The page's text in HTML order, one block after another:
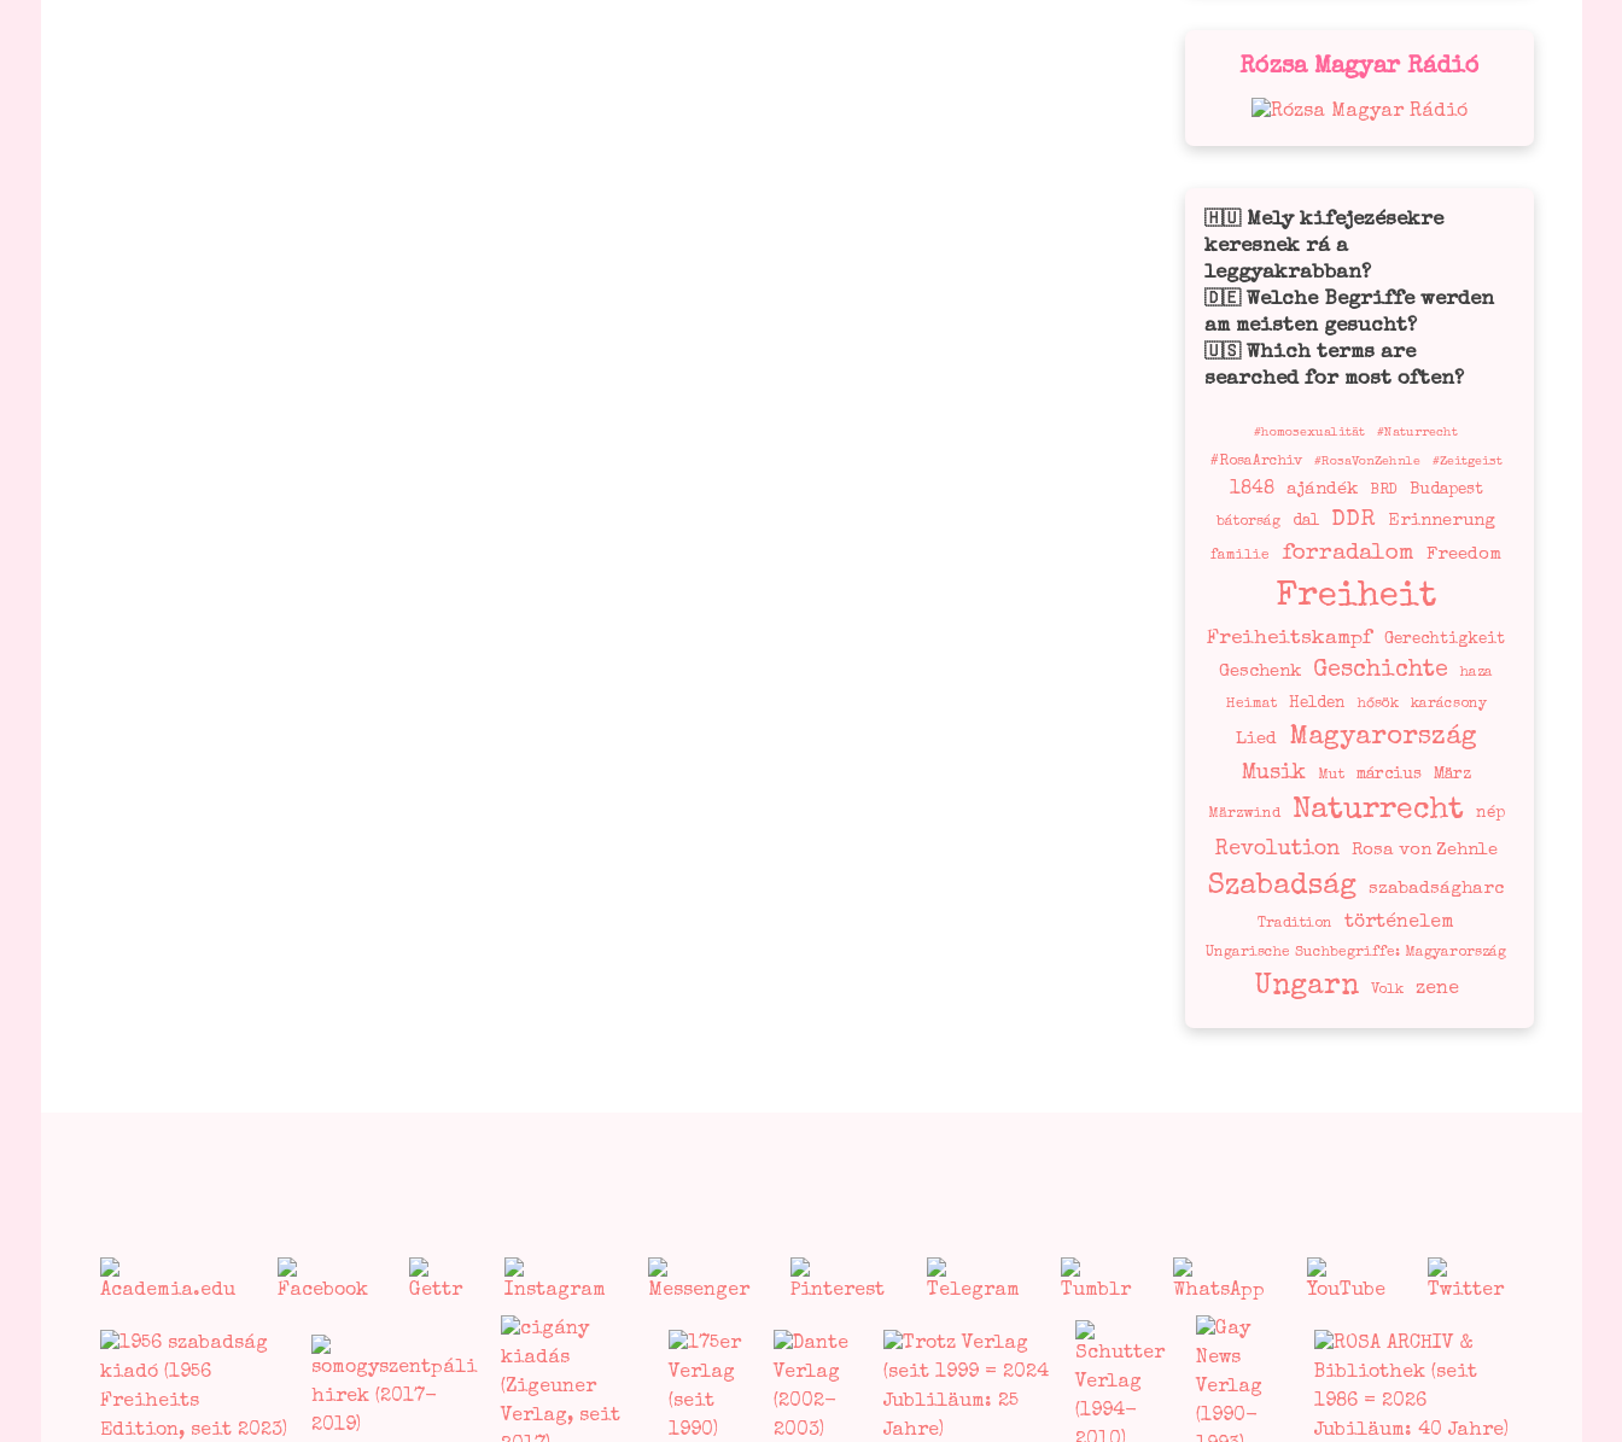
Rózsa Magyar Rádió
🇭🇺 Mely kifejezésekre
keresnek rá a
leggyakrabban?
🇩🇪 Welche Begriffe werden
am meisten gesucht?
🇺🇸 Which terms are
searched for most often?
#homosexualität #Naturrecht
#RosaArchiv #RosaVonZehnle #Zeitgeist
1848 ajándék BRD Budapest
bátorság dal DDR Erinnerung
familie forradalom Freedom
Freiheit
Freiheitskampf Gerechtigkeit
Geschenk Geschichte haza
Heimat Helden hősök karácsony
Lied Magyarország
Musik Mut március März
Märzwind Naturrecht nép
Revolution Rosa von Zehnle
Szabadság szabadságharc
Tradition történelem
Ungarische Suchbegriffe: Magyarország
Ungarn Volk zene